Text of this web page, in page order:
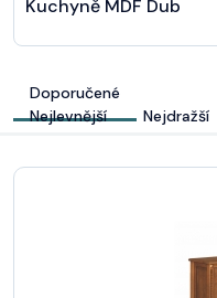
Kuchyně MDF Dub
Doporučené
Nejlevnější
Nejdražší